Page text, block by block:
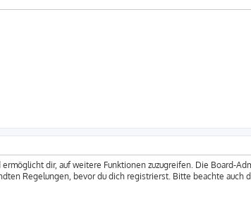
dir, auf weitere Funktionen zuzugreifen. Die Board-
Regelungen, bevor du dich registrierst. Bitte beachte auch